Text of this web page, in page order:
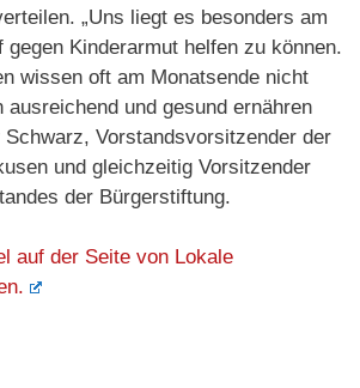
„Uns liegt es besonders am
gegen Kinderarmut helfen zu können.
wissen oft am Monatsende nicht
ausreichend und gesund ernähren
Schwarz, Vorstandsvorsitzender der
und gleichzeitig Vorsitzender
der Bürgerstiftung.
auf der Seite von Lokale